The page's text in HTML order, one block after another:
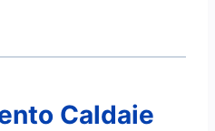
Caldaie